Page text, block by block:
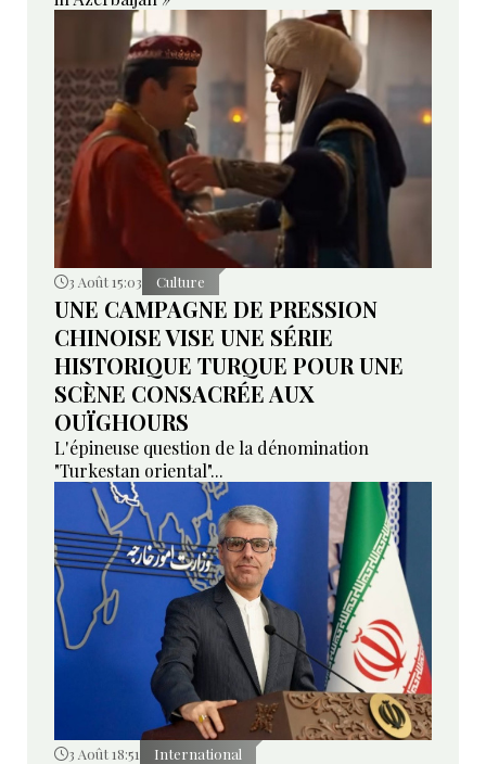
3 Août 15:03 Culture
UNE CAMPAGNE DE PRESSION
CHINOISE VISE UNE SÉRIE
HISTORIQUE TURQUE POUR UNE
SCÈNE CONSACRÉE AUX
OUÏGHOURS
L'épineuse question de la dénomination
"Turkestan oriental"...
3 Août 18:51 International